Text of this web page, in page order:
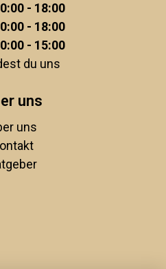
- 18:00
- 18:00
- 15:00
du uns
uns
uns